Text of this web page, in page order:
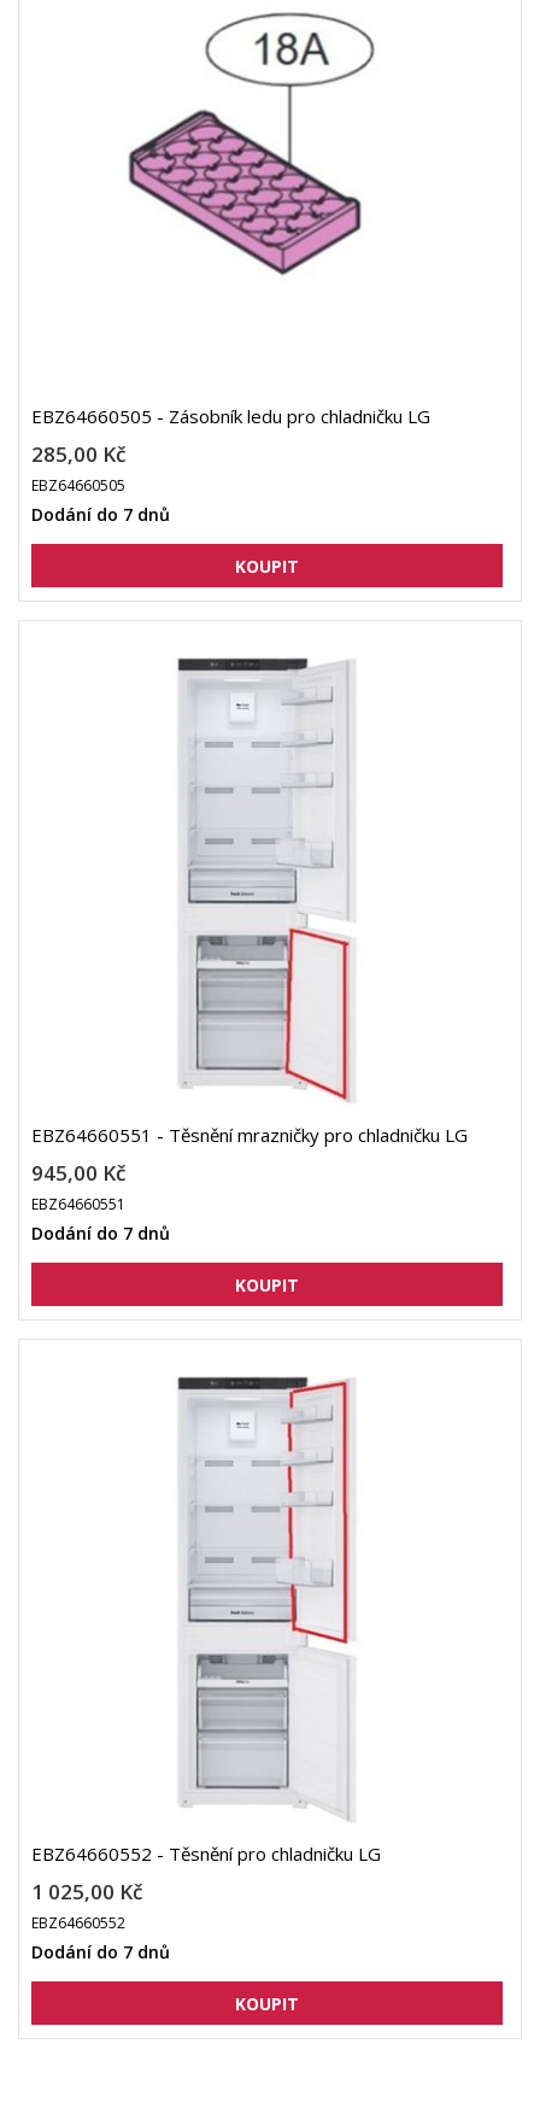
EBZ64660505 - Zásobník ledu pro chladničku LG
285,00 Kč
EBZ64660505
Dodání do 7 dnů
EBZ64660551 - Těsnění mrazničky pro chladničku LG
945,00 Kč
EBZ64660551
Dodání do 7 dnů
EBZ64660552 - Těsnění pro chladničku LG
1 025,00 Kč
EBZ64660552
Dodání do 7 dnů